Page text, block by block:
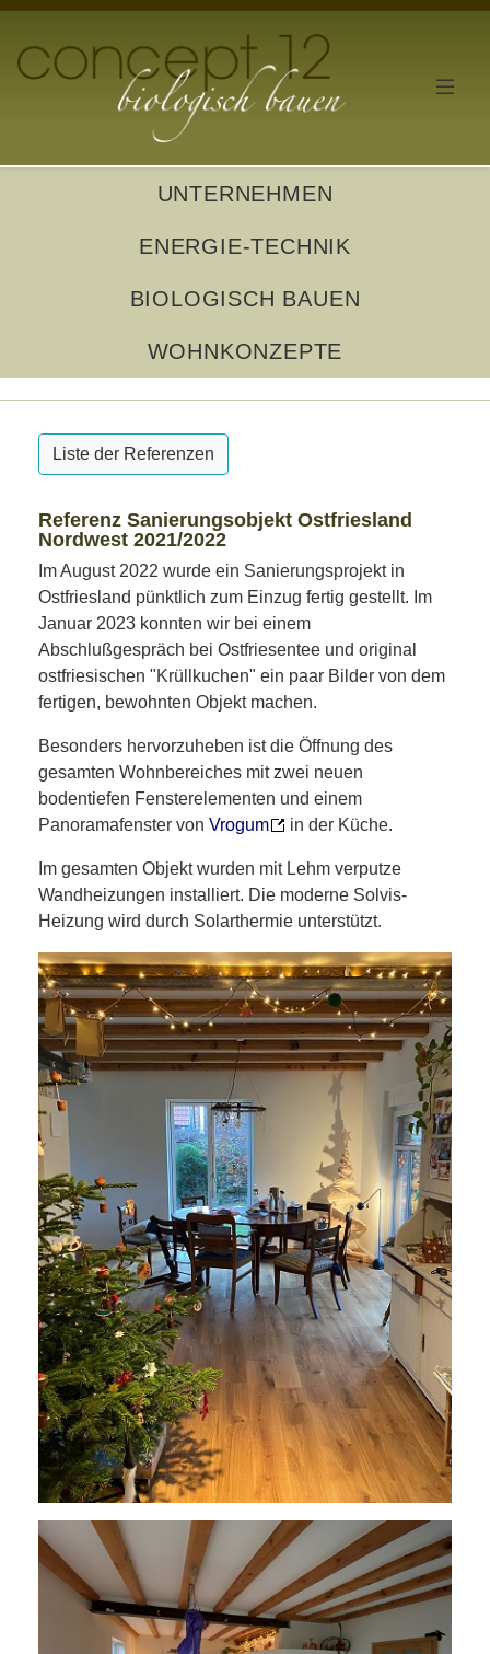
UNTERNEHMEN
ENERGIE-TECHNIK
BIOLOGISCH BAUEN
WOHNKONZEPTE
Liste der Referenzen
Referenz Sanierungsobjekt Ostfriesland
Nordwest 2021/2022
Im August 2022 wurde ein Sanierungsprojekt in
Ostfriesland pünktlich zum Einzug fertig gestellt. Im
Januar 2023 konnten wir bei einem
Abschlußgespräch bei Ostfriesentee und original
ostfriesischen "Krüllkuchen" ein paar Bilder von dem
fertigen, bewohnten Objekt machen.
Besonders hervorzuheben ist die Öffnung des
gesamten Wohnbereiches mit zwei neuen
bodentiefen Fensterelementen und einem
Panoramafenster von Vrogum in der Küche.
Im gesamten Objekt wurden mit Lehm verputze
Wandheizungen installiert. Die moderne Solvis-
Heizung wird durch Solarthermie unterstützt.